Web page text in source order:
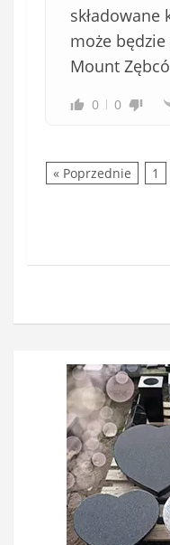
składowane
może
Mount
0 0
« Poprzednie 1